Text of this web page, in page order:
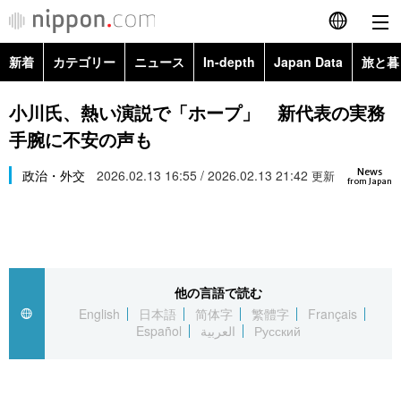
English
简体字
Русский
カテゴリー
経済・ビジネス
国際
トップ
アーカイブ
In-depth
Japan Data
新着 カテゴリー ニュース In-depth Japan Data 旅と
政治・外交
経済・ビジネス
Topics
小川氏、熱い演説で「ホープ」 新代表の実務
手腕に不安の声も
News
from Japan
政治・外交 2026.02.13 16:55 / 2026.02.13 21:42 更新
他の言語で読む
English
日本語 简体字 繁體字
Français
Español
العربية Русский